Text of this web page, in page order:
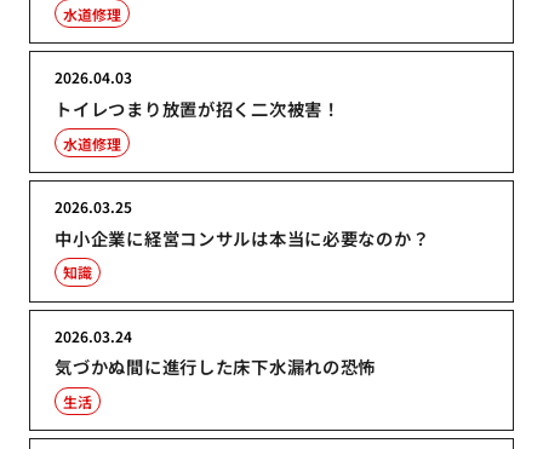
水道修理
トイレつまり放置が招く二次被害！
2026.04.03
水道修理
中小企業に経営コンサルは本当に必要なのか？
2026.03.25
知識
気づかぬ間に進行した床下水漏れの恐怖
2026.03.24
生活